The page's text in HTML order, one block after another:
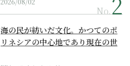
No.
海の民が紡いだ文化。かつてのポ
リネシアの中心地であり現在の世